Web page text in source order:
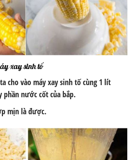
xay sinh tố
cho vào máy xay sinh tố cùng 1 lít
phần nước cốt của bắp.
mịn là được.